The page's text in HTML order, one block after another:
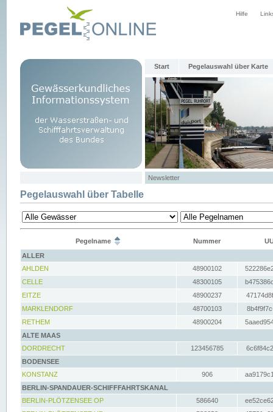
Hilfe
Start Pegelauswahl über Karte
Newsletter
Pegelauswahl über Tabelle
Pegelname Nummer
ALLER
AHLDEN
48900102
CELLE
48300105
EITZE
48900237
MARKLENDORF
48700103
RETHEM
48900204
ALTE MAAS
DORDRECHT
123456785
BODENSEE
KONSTANZ
906
BERLIN-SPANDAUER-SCHIFFFAHRTSKANAL
BERLIN-PLÖTZENSEE OP
586640